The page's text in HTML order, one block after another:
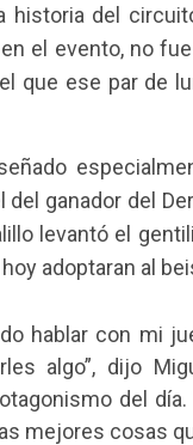
historia del
el evento, no
que ese par de
ganador del
levantó el
adoptaran al
hablar con mi
algo”, dijo
del día.
mejores cosas